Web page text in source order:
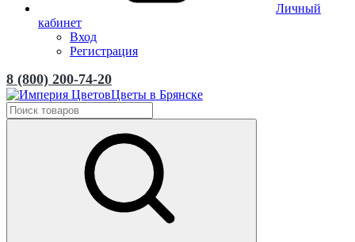
Личный
кабинет
Вход
Регистрация
8 (800) 200-74-20
Цветы в Брянске